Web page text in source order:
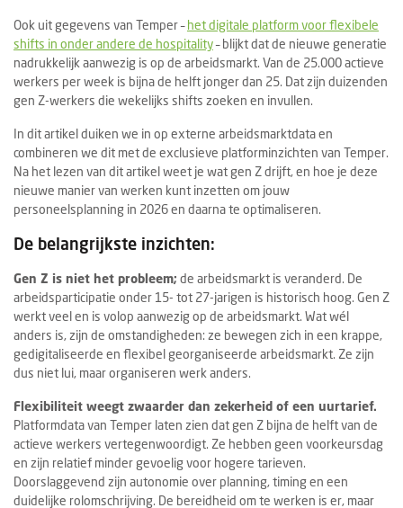
Ook uit gegevens van Temper –het digitale platform voor flexibele
shifts in onder andere de hospitality– blijkt dat de nieuwe generatie
nadrukkelijk aanwezig is op de arbeidsmarkt. Van de 25.000 actieve
werkers per week is bijna de helft jonger dan 25. Dat zijn duizenden
gen Z-werkers die wekelijks shifts zoeken en invullen.
In dit artikel duiken we in op externe arbeidsmarktdata en
combineren we dit met de exclusieve platforminzichten van Temper.
Na het lezen van dit artikel weet je wat gen Z drijft, en hoe je deze
nieuwe manier van werken kunt inzetten om jouw
personeelsplanning in 2026 en daarna te optimaliseren.
De belangrijkste inzichten:
Gen Z is niet het probleem; de arbeidsmarkt is veranderd. De
arbeidsparticipatie onder 15- tot 27-jarigen is historisch hoog. Gen Z
werkt veel en is volop aanwezig op de arbeidsmarkt. Wat wél
anders is, zijn de omstandigheden: ze bewegen zich in een krappe,
gedigitaliseerde en flexibel georganiseerde arbeidsmarkt. Ze zijn
dus niet lui, maar organiseren werk anders.
Flexibiliteit weegt zwaarder dan zekerheid of een uurtarief.
Platformdata van Temper laten zien dat gen Z bijna de helft van de
actieve werkers vertegenwoordigt. Ze hebben geen voorkeursdag
en zijn relatief minder gevoelig voor hogere tarieven.
Doorslaggevend zijn autonomie over planning, timing en een
duidelijke rolomschrijving. De bereidheid om te werken is er, maar